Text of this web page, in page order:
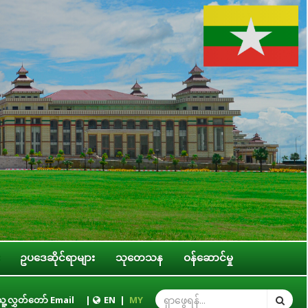
ဥပဒေဆိုင်ရာများ သုတေသန ဝန်ဆောင်မှု
များ၊ တိုင်းဒေသကြီး/ပြည်နယ် အစိုးရအဖွဲ့တို့နှင့် လုပ်ငန်းညှိနှိုင်းအစည်းအဝေး
လွှတ်တော် Email | EN | MY